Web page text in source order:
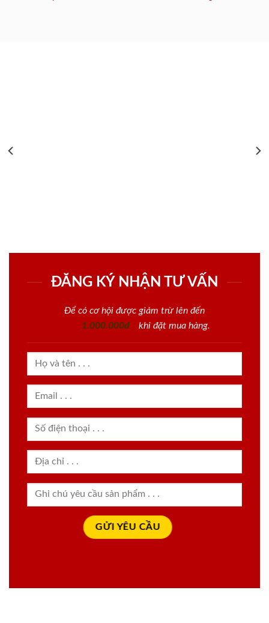
ĐĂNG KÝ NHẬN TƯ VẤN
Để có cơ hội được giảm trừ lên đến
1.000.000đ
khi đặt mua hàng.